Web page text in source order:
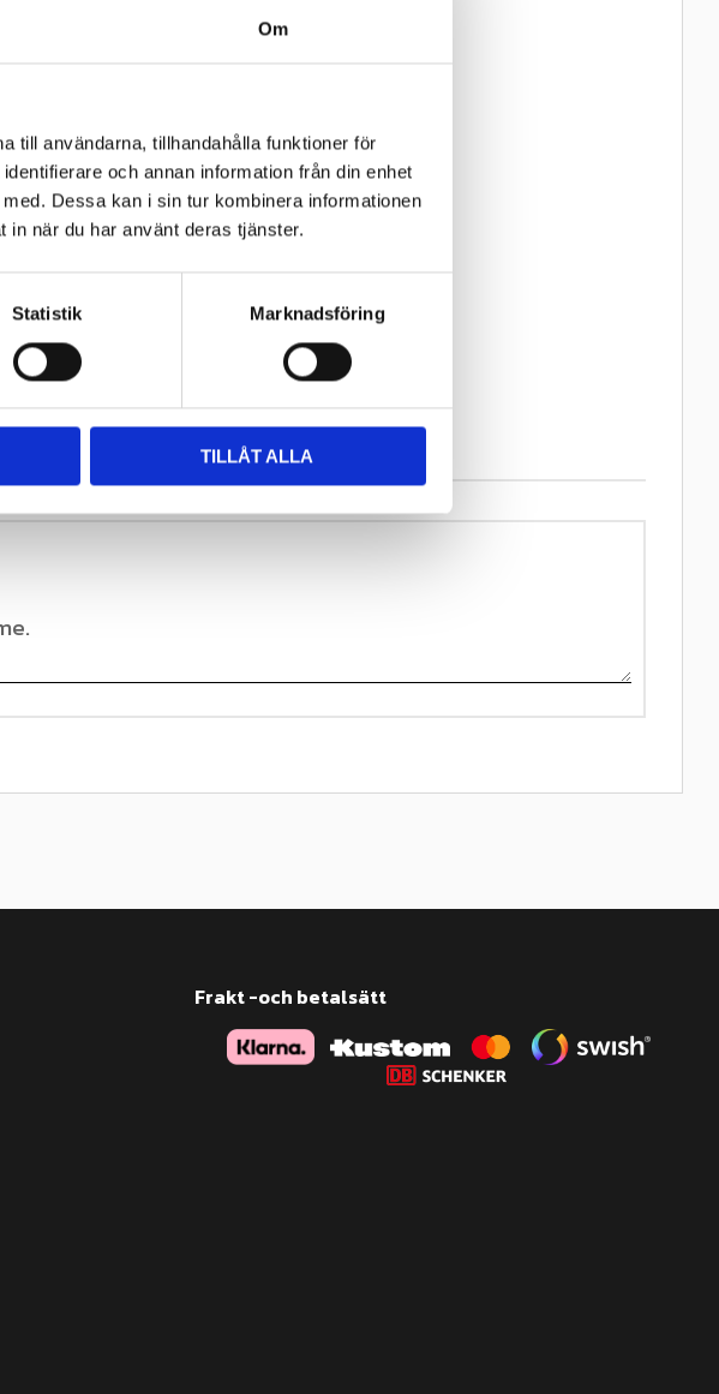
Om
till användarna, tillhandahålla funktioner för
och annan information från din enhet
Dessa kan i sin tur kombinera informationen
in när du har använt deras tjänster.
Statistik Marknadsföring
TILLÅT ALLA
Frakt -och betalsätt